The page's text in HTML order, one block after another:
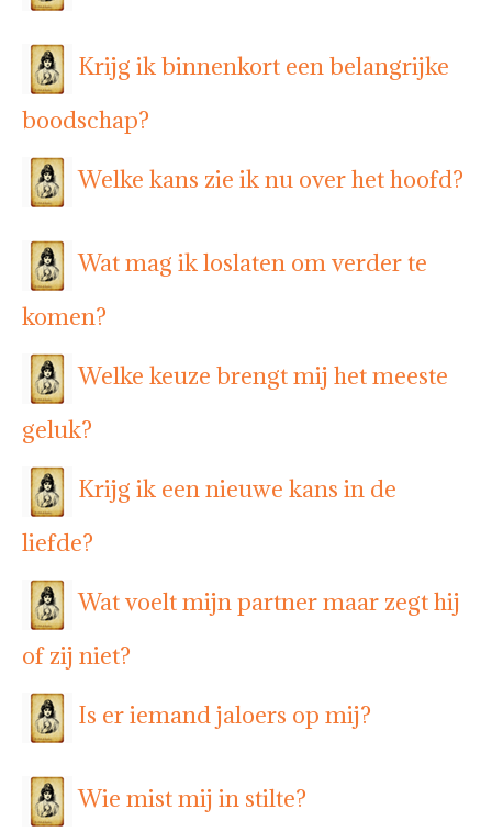
Krijg ik binnenkort een belangrijke
boodschap?
Welke kans zie ik nu over het hoofd?
Wat mag ik loslaten om verder te
komen?
Welke keuze brengt mij het meeste
geluk?
Krijg ik een nieuwe kans in de
liefde?
Wat voelt mijn partner maar zegt hij
of zij niet?
Is er iemand jaloers op mij?
Wie mist mij in stilte?